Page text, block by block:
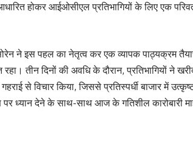
होकर आईओसीएल प्रतिभागियों के लिए एक
ने इस पहल का नेतृत्व कर एक व्यापक पाठ्यक्रम
तीन दिनों की अवधि के दौरान, प्रतिभागियों ने
से विचार किया, जिससे प्रतिस्पर्धी बाजार में
ध्यान देने के साथ-साथ आज के गतिशील कारोबारी